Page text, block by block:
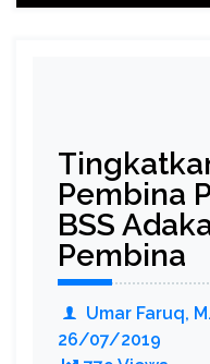
Pembina
BSS
Pembina
Umar Faruq,
26/07/2019